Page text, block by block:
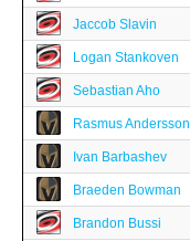
Jaccob Slavin
Logan Stankoven
Sebastian Aho
Rasmus Andersson
Ivan Barbashev
Braeden Bowman
Brandon Bussi